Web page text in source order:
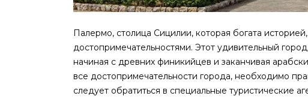
Палермо, столица Сицилии, которая богата
достопримечательностями. Этот удивительный
начиная с древних финикийцев и заканчивая
все достопримечательности города, необходимо
следует обратиться в специальные туристические